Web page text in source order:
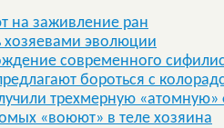
на заживление ран
хозяевами эволюции
современного
бороться с
трехмерную «атомную»
«воюют» в теле хозяина